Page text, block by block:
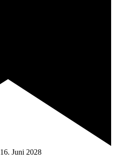
16. Juni 2028